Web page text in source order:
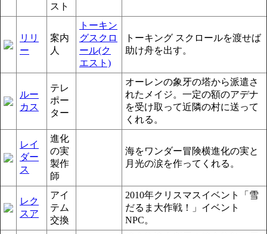
スト
リリ
ー
案内
人
トーキン
グスクロ
ール(ク
エスト)
トーキング スクロールを渡せば
助け舟を出す。
ルー
カス
テレ
ポー
ター
オーレンの象牙の塔から派遣さ
れたメイジ。一定の額のアデナ
を受け取って近隣の村に送って
くれる。
レイ
ダー
ス
進化
の実
製作
師
海をワンダー冒険横進化の実と
月光の涙を作ってくれる。
レク
スア
アイ
テム
交換
2010年クリスマスイベント「雪
だるま大作戦！」イベント
NPC。